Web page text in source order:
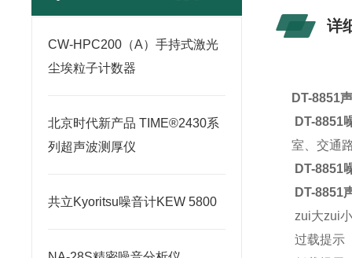
CW-HPC200（A）手持式激光
尘埃粒子计数器
北京时代新产品 TIME®2430系
列超声波测厚仪
共立Kyoritsu噪音计KEW 5800
详
DT-8851
DT-8851
室、交通
DT-8851
DT-8851
zui大zui
过载提示